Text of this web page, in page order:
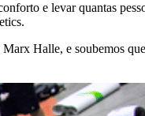
e levar quantas
Halle, e soubemos